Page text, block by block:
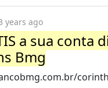
years ago
a sua conta
Bmg